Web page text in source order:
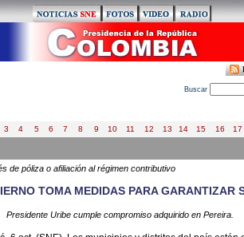
Buscar
3 4 5 6 7 8 9 10 11 12 13 14 15 16 17
de póliza o afiliación al régimen contributivo
TOMA MEDIDAS PARA GARANTIZAR
Presidente Uribe cumple compromiso adquirido en Pereira.